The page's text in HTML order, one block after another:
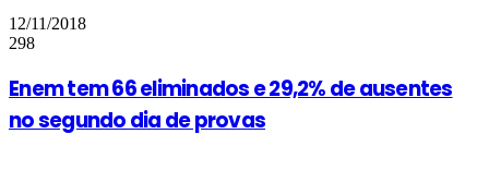
12/11/2018
298
Enem tem 66 eliminados e 29,2% de ausentes
no segundo dia de provas